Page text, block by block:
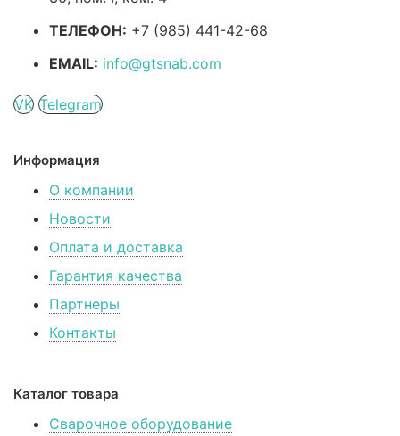
ТЕЛЕФОН: +7 (985) 441-42-68
EMAIL: info@gtsnab.com
VK Telegram
Информация
О компании
Новости
Оплата и доставка
Гарантия качества
Партнеры
Контакты
Каталог товара
Сварочное оборудование